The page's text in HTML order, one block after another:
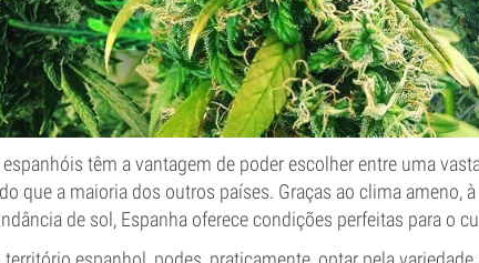
têm a vantagem de poder escolher entre uma
que a maioria dos outros países. Graças ao clima ameno,
de sol, Espanha oferece condições perfeitas para o